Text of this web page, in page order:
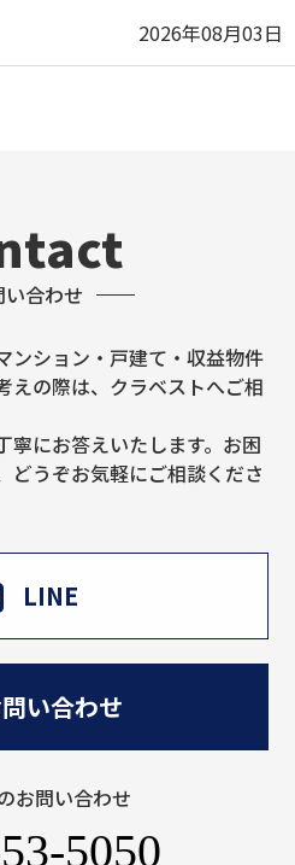
2026年08月03日
い合わせ
ンション・戸建て・収益物件
えの際は、クラベストへご相
寧にお答えいたします。お困
どうぞお気軽にご相談くださ
LINE
い合わせ
お問い合わせ
5050